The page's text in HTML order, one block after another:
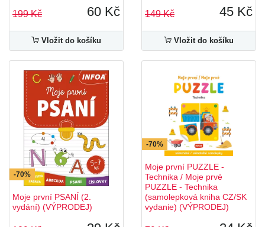
199 Kč 60 Kč
Vložit do košíku
149 Kč 45 Kč
Vložit do košíku
-70%
Moje první PSANÍ (2.
vydání) (VÝPRODEJ)
-70%
Moje první PUZZLE -
Technika / Moje prvé
PUZZLE - Technika
(samolepková kniha CZ/SK
vydanie) (VÝPRODEJ)